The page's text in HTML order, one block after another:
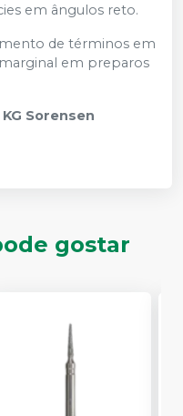
em ângulos reto.
de términos em
em preparos
Sorensen
gostar